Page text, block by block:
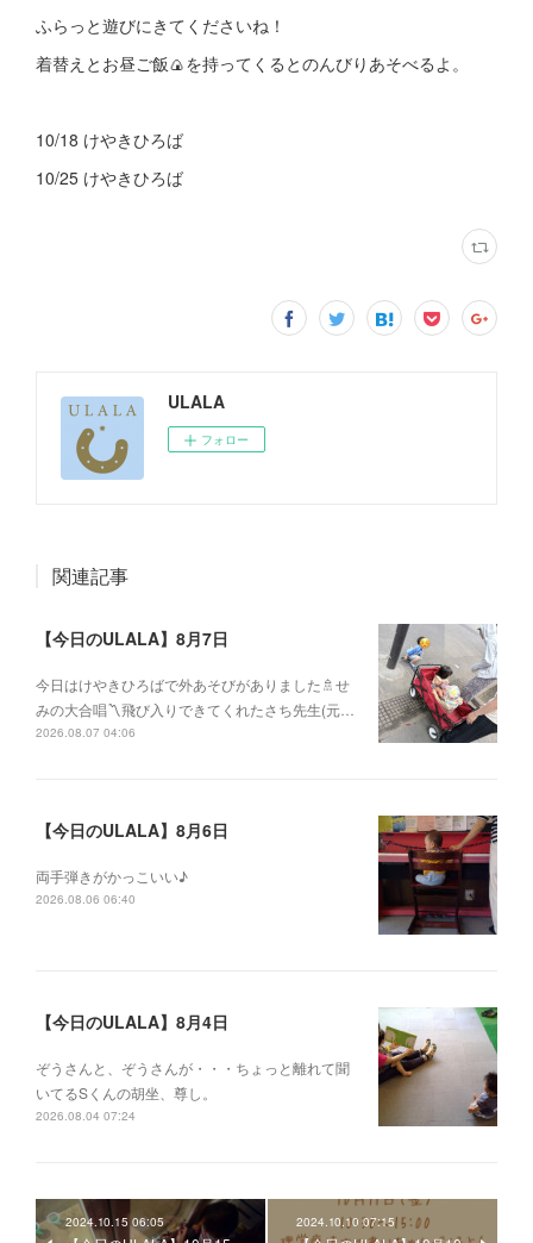
ふらっと遊びにきてくださいね！
着替えとお昼ご飯🍙を持ってくるとのんびりあそべるよ。
10/18 けやきひろば
10/25 けやきひろば
ULALA
フォロー
関連記事
【今日のULALA】8月7日
今日はけやきひろばで外あそびがありました🚿せ
みの大合唱〽飛び入りできてくれたさち先生(元…
2026.08.07 04:06
【今日のULALA】8月6日
両手弾きがかっこいい♪
2026.08.06 06:40
【今日のULALA】8月4日
ぞうさんと、ぞうさんが・・・ちょっと離れて聞
いてるSくんの胡坐、尊し。
2026.08.04 07:24
2024.10.15 06:05 2024.10.10 07:15